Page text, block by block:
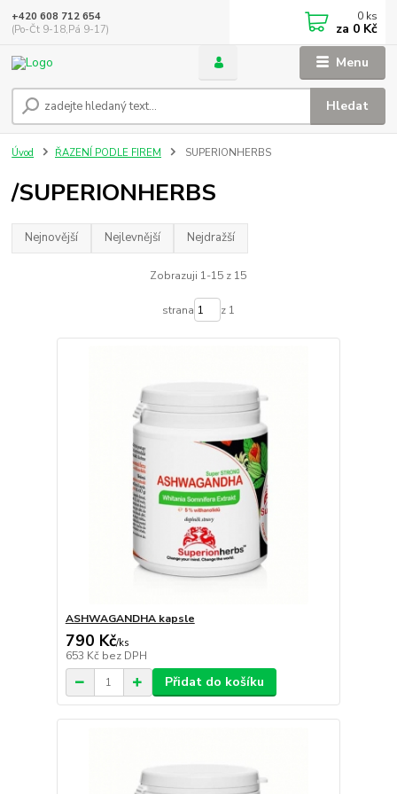
Menu
Hledat
+420 608 712 654
(Po-Čt 9-18,Pá 9-17)
0 ks
za 0 Kč
Úvod ŘAZENÍ PODLE FIREM SUPERIONHERBS
/SUPERIONHERBS
Nejnovější Nejlevnější Nejdražší
Zobrazuji 1-15 z 15
strana z 1
ASHWAGANDHA kapsle
790 Kč/ks
653 Kč bez DPH
Přidat do košíku